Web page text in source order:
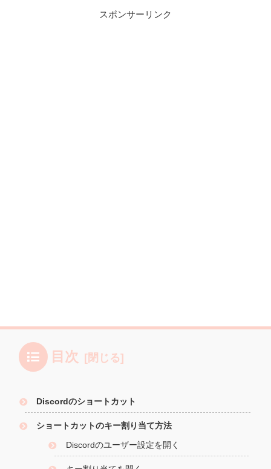
スポンサーリンク
目次
Discordのショートカット
ショートカットのキー割り当て方法
Discordのユーザー設定を開く